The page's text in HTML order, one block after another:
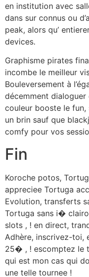
en institution avec
dans sur connus ou
peak, alors qu’
devices.
Graphisme pirates
incombe le meilleur
Bouleversement à
décemment
couleur booste le
un brin sauf que
comfy pour vos
Fin
Koroche potos,
appreciee Tortuga
Evolution, transferts
Tortuga sans i�
slots , ! en direct,
Adhère, inscrivez-toi,
25� , ! escomptez le
qui est mon cas qui
une telle tournee !